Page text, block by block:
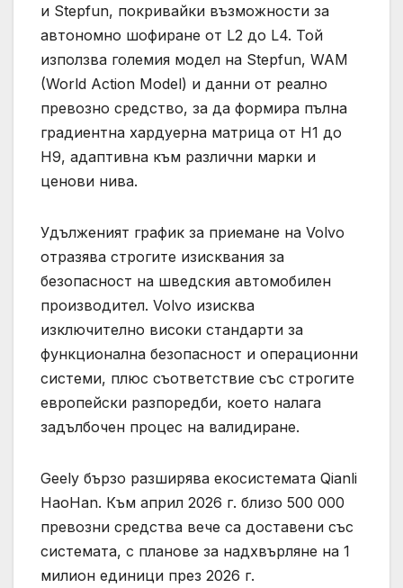
и Stepfun, покривайки възможности за
автономно шофиране от L2 до L4. Той
използва големия модел на Stepfun, WAM
(World Action Model) и данни от реално
превозно средство, за да формира пълна
градиентна хардуерна матрица от H1 до
H9, адаптивна към различни марки и
ценови нива.
Удълженият график за приемане на Volvo
отразява строгите изисквания за
безопасност на шведския автомобилен
производител. Volvo изисква
изключително високи стандарти за
функционална безопасност и операционни
системи, плюс съответствие със строгите
европейски разпоредби, което налага
задълбочен процес на валидиране.
Geely бързо разширява екосистемата Qianli
HaoHan. Към април 2026 г. близо 500 000
превозни средства вече са доставени със
системата, с планове за надхвърляне на 1
милион единици през 2026 г.